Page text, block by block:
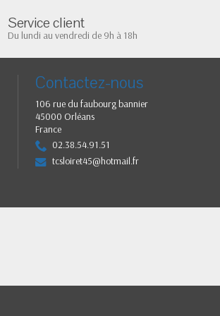
Service client
Du lundi au vendredi de 9h à 18h
Contactez-nous
106 rue du faubourg bannier
45000 Orléans
France
02.38.54.91.51
tcsloiret45@hotmail.fr